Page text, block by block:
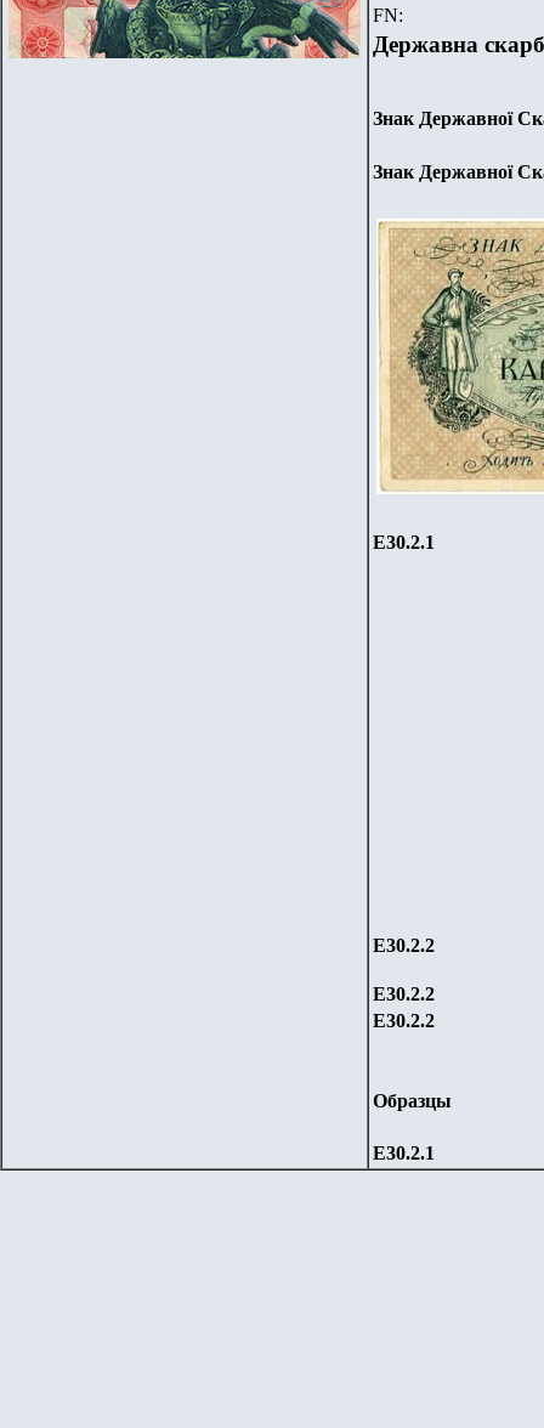
FN:
Державна
Знак Державної
Знак Державної
Е30.2.1
Е30.2.2
Е30.2.2
Е30.2.2
Образцы
Е30.2.1